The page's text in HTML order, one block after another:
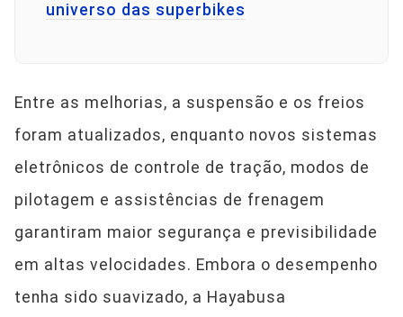
universo das superbikes
Entre as melhorias, a suspensão e os freios
foram atualizados, enquanto novos sistemas
eletrônicos de controle de tração, modos de
pilotagem e assistências de frenagem
garantiram maior segurança e previsibilidade
em altas velocidades. Embora o desempenho
tenha sido suavizado, a Hayabusa